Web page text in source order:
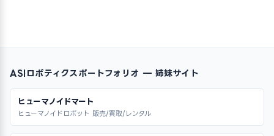
ASIロボティクスポートフォリオ — 姉妹サイト
ヒューマノイドマート
ヒューマノイドロボット 販売/買取/レンタル